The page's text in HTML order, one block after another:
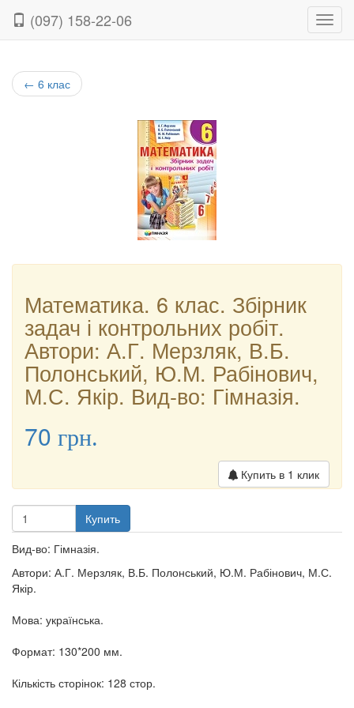
(097) 158-22-06
← 6 клас
Математика. 6 клас. Збірник
задач і контрольних робіт.
Автори: А.Г. Мерзляк, В.Б.
Полонський, Ю.М. Рабінович,
М.С. Якір. Вид-во: Гімназія.
70 грн.
Купить в 1 клик
Купить
Вид-во: Гімназія.
Автори: А.Г. Мерзляк, В.Б. Полонський, Ю.М. Рабінович, М.С.
Якір.
Мова: українська.
Формат: 130*200 мм.
Кількість сторінок: 128 стор.